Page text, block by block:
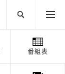
番組表